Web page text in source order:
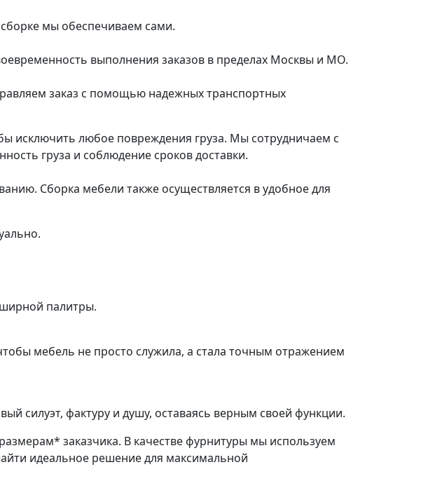
мы обеспечиваем сами.
выполнения заказов в пределах Москвы и МО.
заказ с помощью надежных транспортных
исключить любое повреждения груза. Мы сотрудничаем с
груза и соблюдение сроков доставки.
Сборка мебели также осуществляется в удобное для
палитры.
мебель не просто служила, а стала точным отражением
силуэт, фактуру и душу, оставаясь верным своей функции.
заказчика. В качестве фурнитуры мы используем
идеальное решение для максимальной